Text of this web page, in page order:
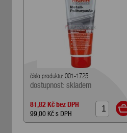
číslo produktu: 001-1725
dostupnost: skladem
81,82 Kčbez DPH
99,00 Kčs DPH